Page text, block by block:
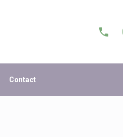
Contact
phone